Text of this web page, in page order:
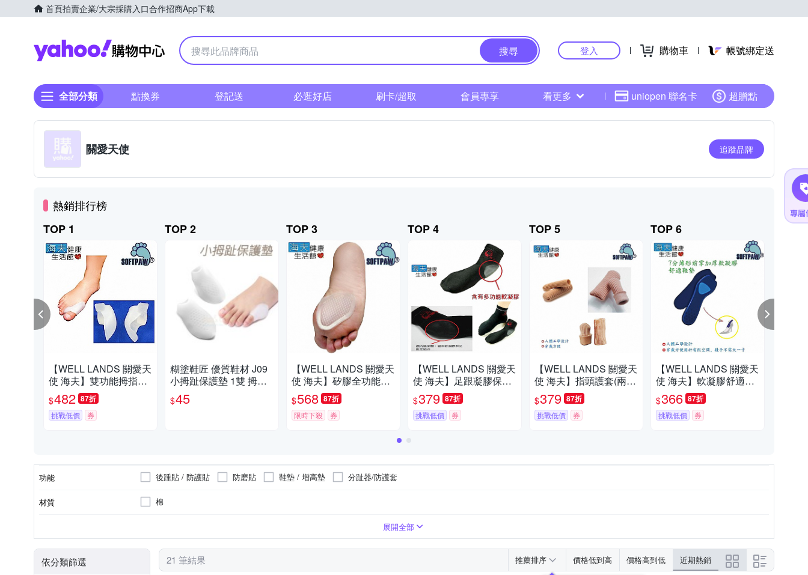
首頁拍賣企業/大宗採購入口合作招商App下載
Yahoo購物中心
搜尋 登入 購物車 帳號綁定送
全部分類 點換券 登記送 必逛好店 刷卡/超取 會員專享 看更多 uniopen 聯名卡 超贈點
關愛天使 追蹤品牌
熱銷排行榜
TOP 1
【WELL LANDS 關愛天
使 海夫】雙功能拇指外
翻矯正套(兩組)
$482 87折
挑戰低價 券
TOP 2
糊塗鞋匠 優質鞋材 J09
小拇趾保護墊 1雙 拇趾
分隔墊 拇趾固定套 拇趾
分離墊
$45
TOP 3
【WELL LANDS 關愛天
使 海夫】矽膠全功能腳
掌墊(兩組)
$568 87折
限時下殺 券
TOP 4
【WELL LANDS 關愛天
使 海夫】足跟凝膠保濕
襪(兩組)
$379 87折
挑戰低價 券
TOP 5
【WELL LANDS 關愛天
使 海夫】指頭護套(兩
組)
$379 87折
挑戰低價 券
TOP 6
【WELL LANDS 關愛天
使 海夫】軟凝膠舒適鞋
墊
$366 87折
挑戰低價 券
功能 後踵貼 / 防護貼 防磨貼 鞋墊 / 增高墊 分趾器/防護套
材質 棉
展開全部
依分類篩選 21 筆結果 推薦排序 價格低到高 價格高到低 近期熱銷